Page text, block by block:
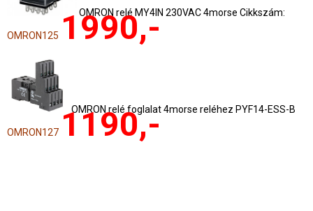
OMRON relé MY4IN 230VAC 4morse Cikkszám:
OMRON125 1990,-
OMRON relé foglalat 4morse reléhez PYF14-ESS-B
OMRON127 1190,-